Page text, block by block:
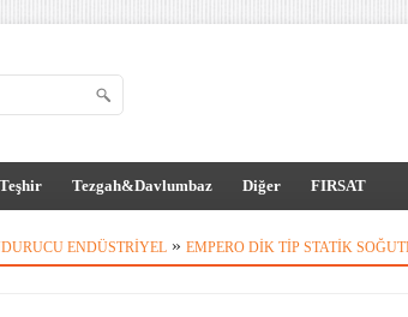
Teşhir Tezgah&Davlumbaz Diğer FIRSAT
ENDÜSTRIYEL » EMPERO DIK TIP STATIK